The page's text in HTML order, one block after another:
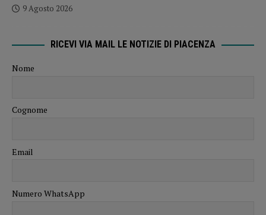
9 Agosto 2026
RICEVI VIA MAIL LE NOTIZIE DI PIACENZA
Nome
Cognome
Email
Numero WhatsApp